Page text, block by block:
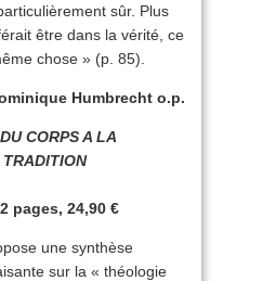
sûr. Plus
être dans la vérité, ce
chose » (p. 85).
Humbrecht o.p.
CORPS A LA
pages, 24,90 €
une synthèse
sur la « théologie